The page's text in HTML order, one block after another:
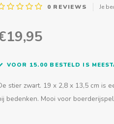
0 REVIEWS Je
VOOR 15.00 BESTELD IS
stier zwart. 19 x 2,8 x 13,5 cm is
bedenken. Mooi voor